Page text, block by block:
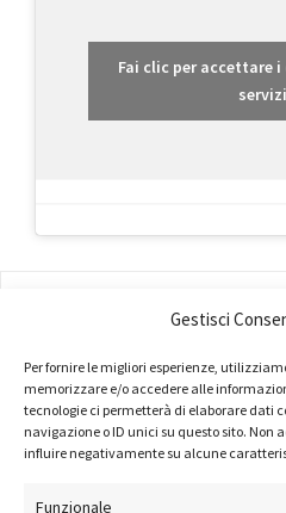
Gestisci
Per fornire le migliori esperienze,
memorizzare e/o accedere alle
tecnologie ci permetterà di elaborare dati
navigazione o ID unici su questo sito. Non
influire negativamente su alcune
Funzionale
Fai clic per accettare
TERMINI E
PRIVACY